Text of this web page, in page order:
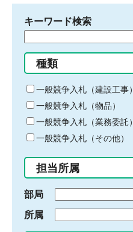
キーワード検索
る
キ
ー
ワ
ー
ド
入
力
種類
一般競争入札（建設工事）
一般競争入札（物品）
一般競争入札（業務委託）
一般競争入札（その他）
担当所属
部局
所属